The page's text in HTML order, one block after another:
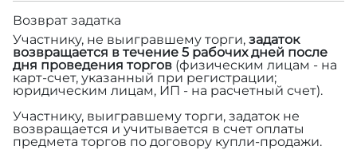
Возврат задатка
Участнику, не выигравшему торги, задаток
возвращается в течение 5 рабочих дней после
дня проведения торгов (физическим лицам - на
карт-счет, указанный при регистрации;
юридическим лицам, ИП - на расчетный счет).
Участнику, выигравшему торги, задаток не
возвращается и учитывается в счет оплаты
предмета торгов по договору купли-продажи.